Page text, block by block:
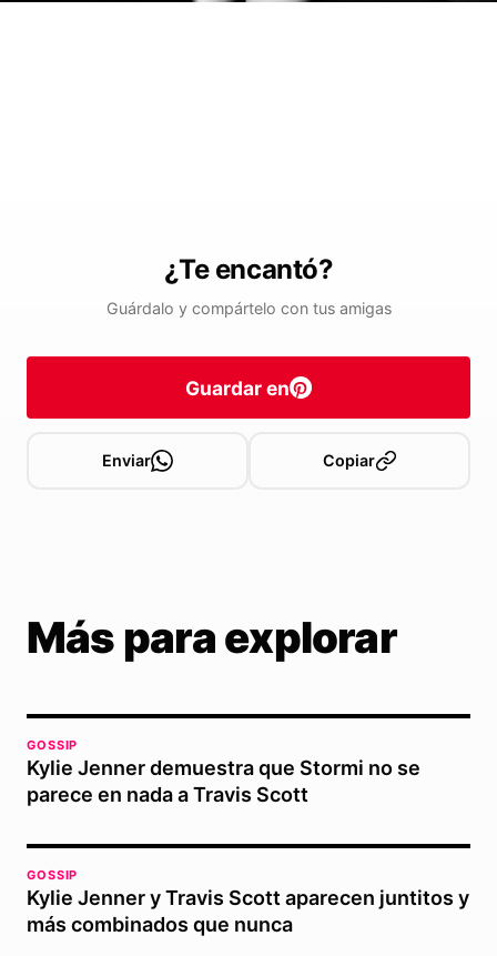
¿Te encantó?
Guárdalo y compártelo con tus amigas
Guardar en
Enviar Copiar
Más para explorar
GOSSIP
Kylie Jenner demuestra que Stormi no se
parece en nada a Travis Scott
GOSSIP
Kylie Jenner y Travis Scott aparecen juntitos y
más combinados que nunca